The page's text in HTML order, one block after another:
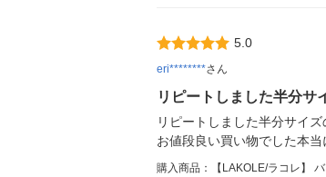
5.0
eri********さん
リピートしました半分
リピートしました半分サイ
お値段良い買い物でした本当
購入商品：【LAKOLE/ラコレ】